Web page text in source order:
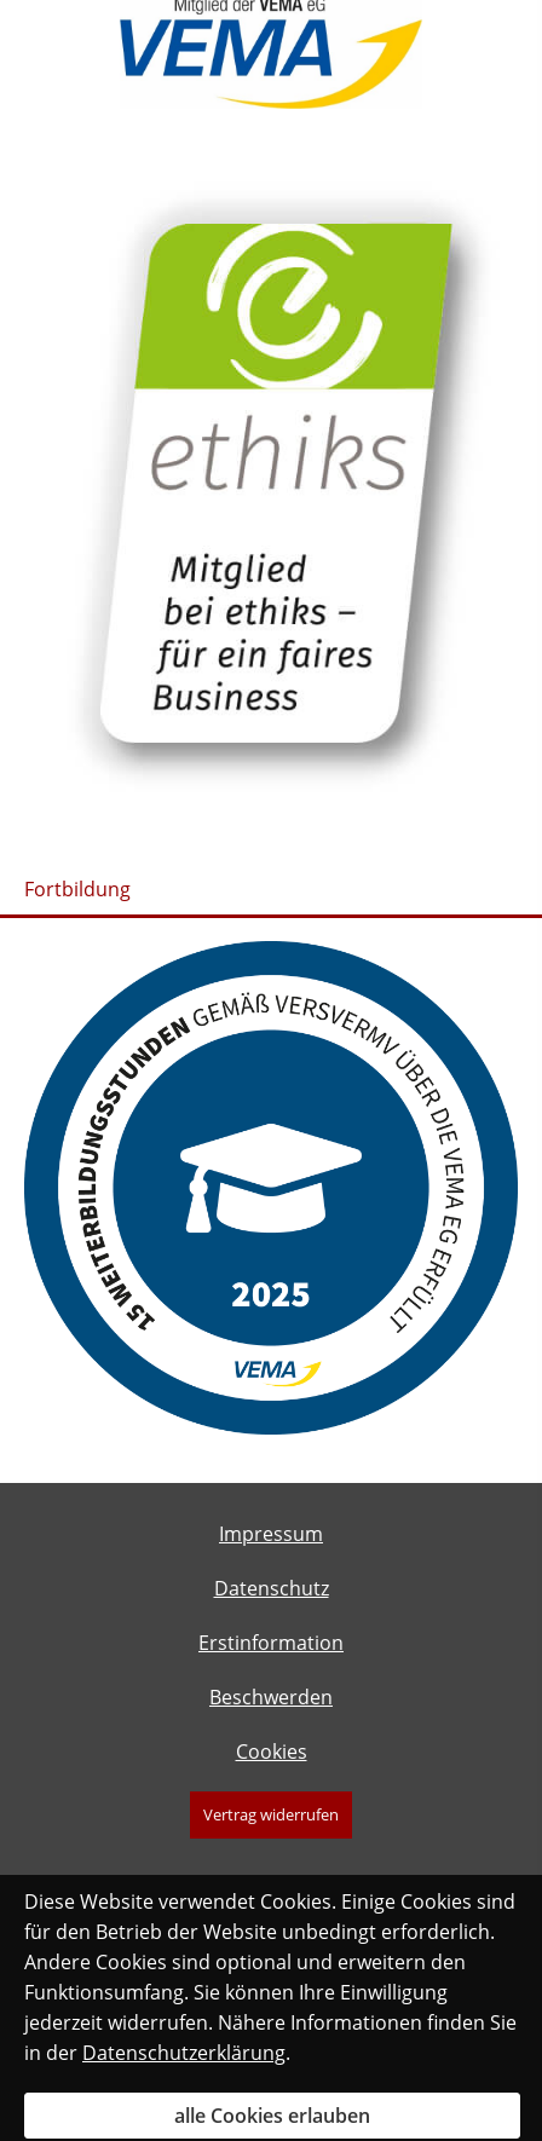
Fortbildung
Impressum
Datenschutz
Erstinformation
Beschwerden
Cookies
Vertrag widerrufen
Diese Website verwendet Cookies. Einige Cookies sind
für den Betrieb der Website unbedingt erforderlich.
Andere Cookies sind optional und erweitern den
Funktionsumfang. Sie können Ihre Einwilligung
jederzeit widerrufen. Nähere Informationen finden Sie
in der Datenschutzerklärung.
alle Cookies erlauben